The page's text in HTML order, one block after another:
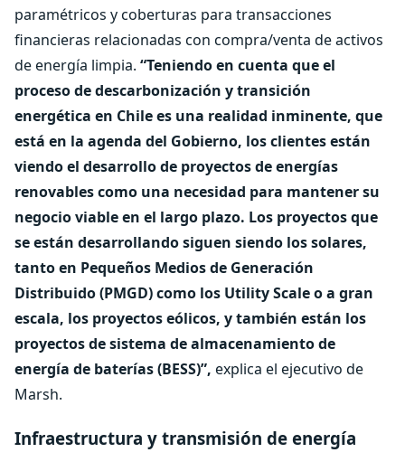
paramétricos y coberturas para transacciones
financieras relacionadas con compra/venta de activos
de energía limpia. “Teniendo en cuenta que el
proceso de descarbonización y transición
energética en Chile es una realidad inminente, que
está en la agenda del Gobierno, los clientes están
viendo el desarrollo de proyectos de energías
renovables como una necesidad para mantener su
negocio viable en el largo plazo. Los proyectos que
se están desarrollando siguen siendo los solares,
tanto en Pequeños Medios de Generación
Distribuido (PMGD) como los Utility Scale o a gran
escala, los proyectos eólicos, y también están los
proyectos de sistema de almacenamiento de
energía de baterías (BESS)”, explica el ejecutivo de
Marsh.
Infraestructura y transmisión de energía